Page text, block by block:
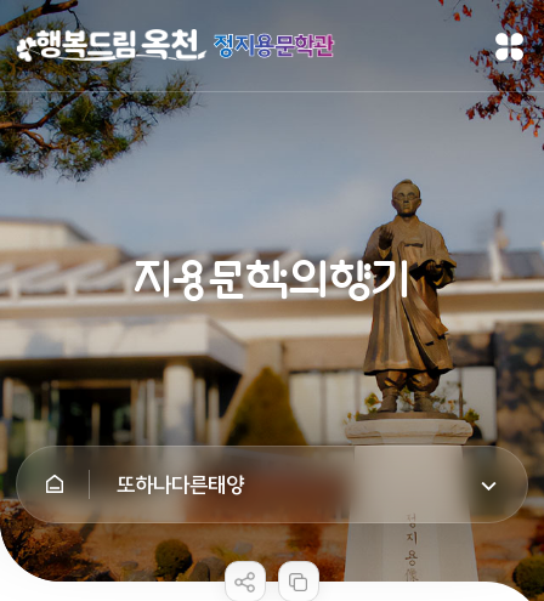
정지용문학관
지용문학의향기
또하나다른태양
공공누리 공공저작물